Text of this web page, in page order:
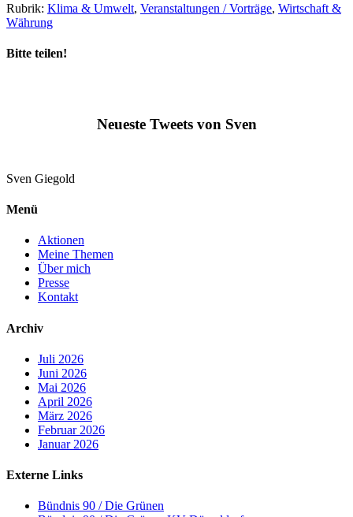
Rubrik: Klima & Umwelt, Veranstaltungen / Vorträge, Wirtschaft &
Währung
Bitte teilen!
Neueste Tweets von Sven
Sven Giegold
Menü
Aktionen
Meine Themen
Über mich
Presse
Kontakt
Archiv
Juli 2026
Juni 2026
Mai 2026
April 2026
März 2026
Februar 2026
Januar 2026
Externe Links
Bündnis 90 / Die Grünen